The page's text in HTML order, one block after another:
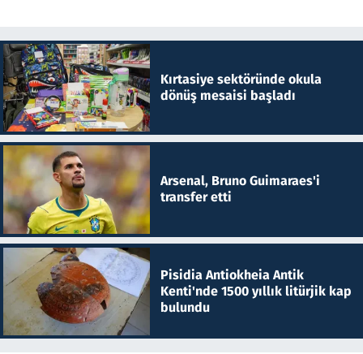
Kırtasiye sektöründe okula
dönüş mesaisi başladı
Arsenal, Bruno Guimaraes'i
transfer etti
Pisidia Antiokheia Antik
Kenti'nde 1500 yıllık litürjik kap
bulundu